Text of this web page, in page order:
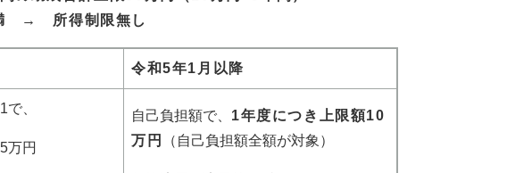
満 → 所得制限無し
令和5年1月以降
、
万円
自己負担額で、 1年度につき上限額10
万円
（自己負担額全額が対象）